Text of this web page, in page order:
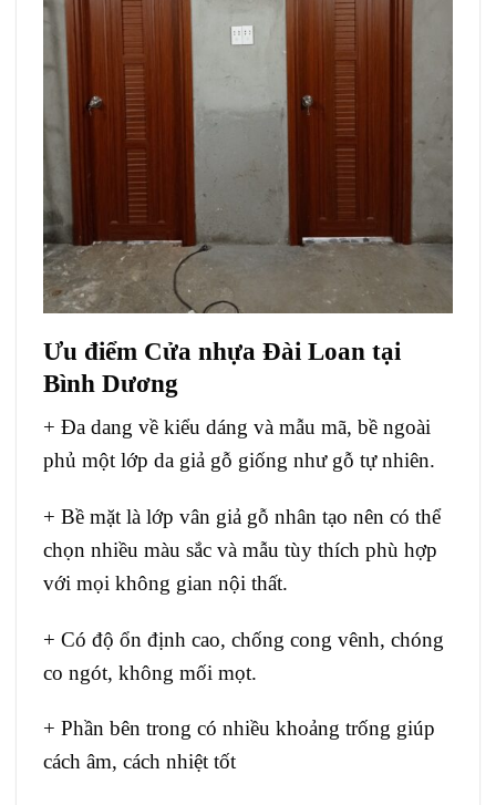
Ưu điểm Cửa nhựa Đài Loan tại
Bình Dương
+ Đa dang về kiểu dáng và mẫu mã, bề ngoài
phủ một lớp da giả gỗ giống như gỗ tự nhiên.
+ Bề mặt là lớp vân giả gỗ nhân tạo nên có thể
chọn nhiều màu sắc và mẫu tùy thích phù hợp
với mọi không gian nội thất.
+ Có độ ổn định cao, chống cong vênh, chóng
co ngót, không mối mọt.
+ Phần bên trong có nhiều khoảng trống giúp
cách âm, cách nhiệt tốt